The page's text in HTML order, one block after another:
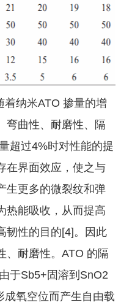
着纳米ATO 掺量的增
弯曲性、耐磨性、隔
超过4%时对性能的提
在界面效应，使之与
生更多的微裂纹和弹
热能吸收，从而提高
韧性的目的[4]。因此
、耐磨性。ATO 的隔
于Sb5+固溶到SnO2
成氧空位而产生自由载